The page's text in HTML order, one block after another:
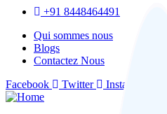
+91 8448464491
Qui sommes nous
Blogs
Contactez Nous
Facebook
Twitter Instagram